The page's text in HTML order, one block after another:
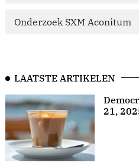
Onderzoek SXM Aconitum
LAATSTE ARTIKELEN
21,